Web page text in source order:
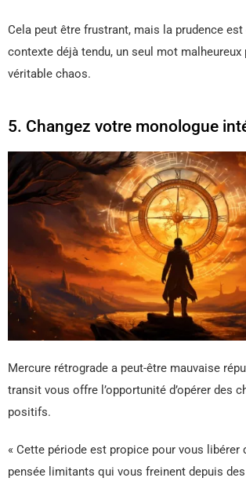
Cela peut être frustrant, mais la prudence
contexte déjà tendu, un seul mot malheureux
véritable chaos.
5. Changez votre monologue
Mercure rétrograde a peut-être mauvaise
transit vous offre l’opportunité d’opérer des
positifs.
« Cette période est propice pour vous libérer
pensée limitants qui vous freinent depuis des